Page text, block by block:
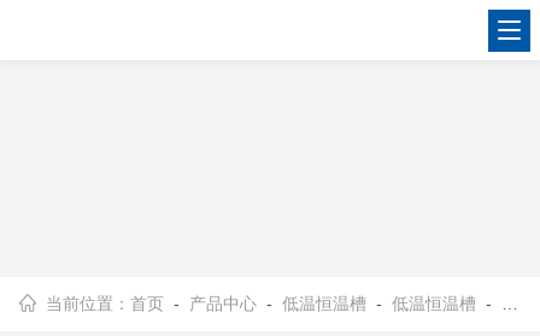
查看更多
当前位置：首页 - 产品中心 -低温恒温槽 -低温恒温槽 - DC-2030上海低温恒温槽厂商